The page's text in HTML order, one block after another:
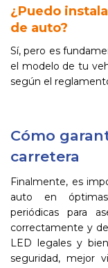
¿Puedo
de auto?
Sí, pero es
el modelo de tu
según el
Cómo
carretera
Finalmente, es
auto en óptimas
periódicas para
correctamente y
LED legales y
seguridad, mejor